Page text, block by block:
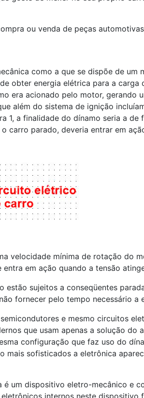
ou venda de peças
como a que se dispõe de
obter energia elétrica para a
era acionado pelo motor,
além do sistema de ignição
1, a finalidade do dínamo seria a
carro parado, deveria entrar em
velocidade mínima de rotação do
em ação quando a tensão
estão sujeitos a conseqüentes
fornecer pelo tempo necessário a
e mesmo circuitos
que usam apenas a solução
configuração que faz uso do
mais sofisticados a eletrônica
um dispositivo eletro-mecânico e
internos neste